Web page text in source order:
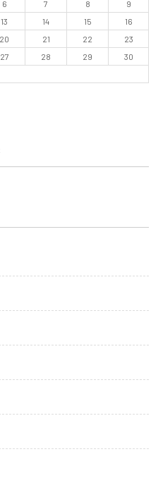
6 7 8
9
13 14 15
16
20 21 22
23
27 28 29
30